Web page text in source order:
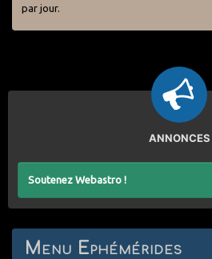
par jour.
ANNONCES
Soutenez Webastro !
Menu Ephémérides